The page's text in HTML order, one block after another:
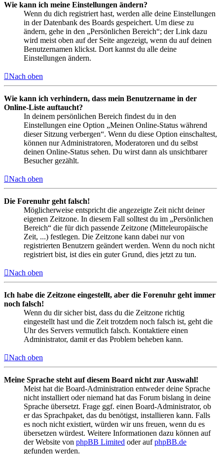
Wie kann ich meine Einstellungen ändern?
Wenn du dich registriert hast, werden alle deine Einstellungen
in der Datenbank des Boards gespeichert. Um diese zu
ändern, gehe in den „Persönlichen Bereich“; der Link dazu
wird meist oben auf der Seite angezeigt, wenn du auf deinen
Benutzernamen klickst. Dort kannst du alle deine
Einstellungen ändern.
Nach oben
Wie kann ich verhindern, dass mein Benutzername in der
Online-Liste auftaucht?
In deinem persönlichen Bereich findest du in den
Einstellungen eine Option „Meinen Online-Status während
dieser Sitzung verbergen“. Wenn du diese Option einschaltest,
können nur Administratoren, Moderatoren und du selbst
deinen Online-Status sehen. Du wirst dann als unsichtbarer
Besucher gezählt.
Nach oben
Die Forenuhr geht falsch!
Möglicherweise entspricht die angezeigte Zeit nicht deiner
eigenen Zeitzone. In diesem Fall solltest du im „Persönlichen
Bereich“ die für dich passende Zeitzone (Mitteleuropäische
Zeit, ...) festlegen. Die Zeitzone kann dabei nur von
registrierten Benutzern geändert werden. Wenn du noch nicht
registriert bist, ist dies ein guter Grund, dies jetzt zu tun.
Nach oben
Ich habe die Zeitzone eingestellt, aber die Forenuhr geht immer
noch falsch!
Wenn du dir sicher bist, dass du die Zeitzone richtig
eingestellt hast und die Zeit trotzdem noch falsch ist, geht die
Uhr des Servers vermutlich falsch. Kontaktiere einen
Administrator, damit er das Problem beheben kann.
Nach oben
Meine Sprache steht auf diesem Board nicht zur Auswahl!
Meist hat die Board-Administration entweder deine Sprache
nicht installiert oder niemand hat das Forum bislang in deine
Sprache übersetzt. Frage ggf. einen Board-Administrator, ob
er das Sprachpaket, das du benötigst, installieren kann. Falls
es noch nicht existiert, würden wir uns freuen, wenn du es
übersetzen würdest. Weitere Informationen dazu können auf
der Website von phpBB Limited oder aufphpBB.de
gefunden werden.